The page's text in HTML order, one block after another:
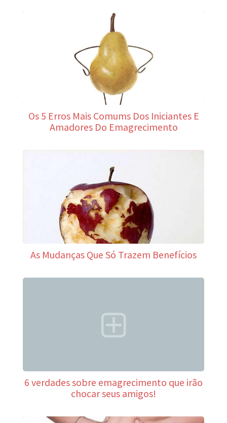
Os 5 Erros Mais Comums Dos Iniciantes E
Amadores Do Emagrecimento
As Mudanças Que Só Trazem Benefícios
6 verdades sobre emagrecimento que irão
chocar seus amigos!